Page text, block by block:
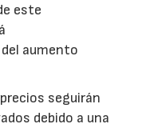
este
aumento
seguirán
debido a una